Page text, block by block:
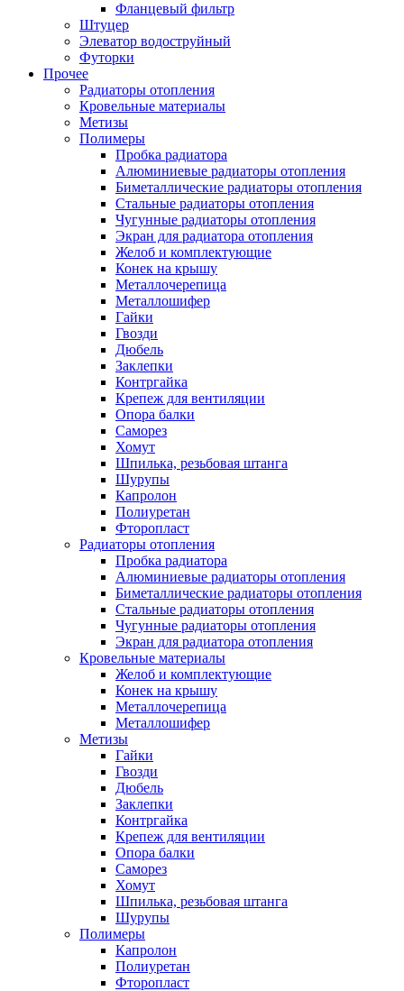
Фланцевый фильтр
Штуцер
Элеватор водоструйный
Футорки
Прочее
Радиаторы отопления
Кровельные материалы
Метизы
Полимеры
Пробка радиатора
Алюминиевые радиаторы отопления
Биметаллические радиаторы отопления
Стальные радиаторы отопления
Чугунные радиаторы отопления
Экран для радиатора отопления
Желоб и комплектующие
Конек на крышу
Металлочерепица
Металлошифер
Гайки
Гвозди
Дюбель
Заклепки
Контргайка
Крепеж для вентиляции
Опора балки
Саморез
Хомут
Шпилька, резьбовая штанга
Шурупы
Капролон
Полиуретан
Фторопласт
Радиаторы отопления
Пробка радиатора
Алюминиевые радиаторы отопления
Биметаллические радиаторы отопления
Стальные радиаторы отопления
Чугунные радиаторы отопления
Экран для радиатора отопления
Кровельные материалы
Желоб и комплектующие
Конек на крышу
Металлочерепица
Металлошифер
Метизы
Гайки
Гвозди
Дюбель
Заклепки
Контргайка
Крепеж для вентиляции
Опора балки
Саморез
Хомут
Шпилька, резьбовая штанга
Шурупы
Полимеры
Капролон
Полиуретан
Фторопласт